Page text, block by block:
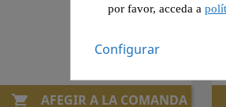
 AFEGIR A LA COMANDA
por favor, acceda a
Configurar